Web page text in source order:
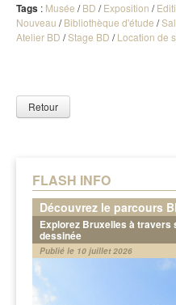
FLASH INFO
Découvrez le parcours
Explorez Bruxelles à travers
dessinée
Publié le 10 juillet 2026
Tags : Musée /BD /Exposition /
Nouveau /Bibliothèque d'étude /
Atelier BD /Stage BD /Location de
Retour